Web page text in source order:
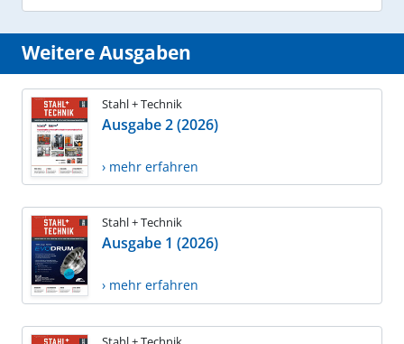
Weitere Ausgaben
Stahl + Technik
Ausgabe 2 (2026)
› mehr erfahren
Stahl + Technik
Ausgabe 1 (2026)
› mehr erfahren